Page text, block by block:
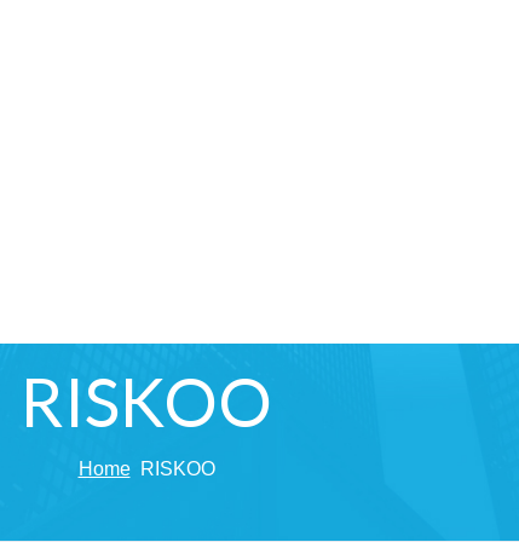
RISKOO
Home RISKOO